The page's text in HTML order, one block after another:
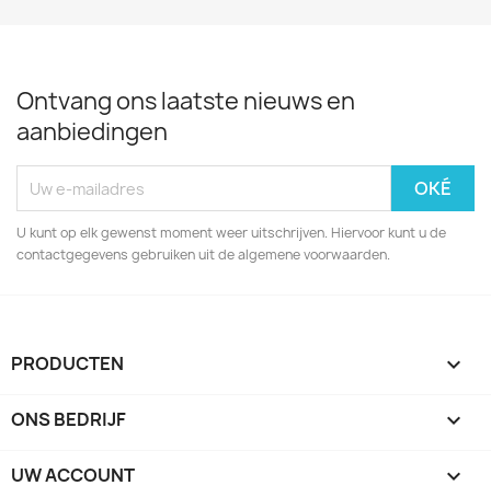
Ontvang ons laatste nieuws en
aanbiedingen
U kunt op elk gewenst moment weer uitschrijven. Hiervoor kunt u de
contactgegevens gebruiken uit de algemene voorwaarden.
PRODUCTEN 
ONS BEDRIJF 
UW ACCOUNT 